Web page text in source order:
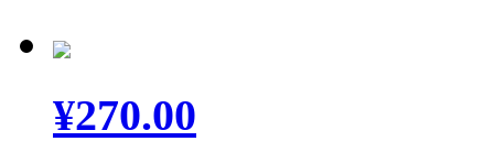
¥270.00